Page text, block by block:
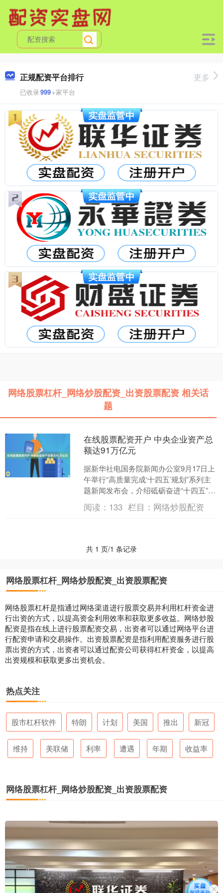
正规配资平台排行
已收录999+家平台
更多
网络股票杠杆_网络炒股配资_出资股票配资 相关话
题
在线股票配资开户 中央企业资产总
额达91万亿元
据新华社电国务院新闻办公室9月17日上
午举行“高质量完成‘十四五’规划”系列主
题新闻发布会，介绍砥砺奋进“十四五”，
中央企业高质量发展情况。国务院国资
委主任张玉....
阅读： 133 栏目： 网络炒股配资
共 1 页/1 条记录
网络股票杠杆_网络炒股配资_出资股票配资
网络股票杠杆是指通过网络渠道进行股票交易并利用杠杆资金进
行出资的方式，以提高资金利用效率和获取更多收益。网络炒股
配资是指在线上进行股票配资交易，出资者可以通过网络平台进
行配资申请和交易操作。出资股票配资是指利用配资服务进行股
票出资的方式，出资者可以通过配资公司获得杠杆资金，以提高
出资规模和获取更多出资机会。
热点关注
股市杠杆软件 特朗 计划 美国 推出 新冠
维持 美联储 利率 遭遇 年期 收益率
网络股票杠杆_网络炒股配资_出资股票配资